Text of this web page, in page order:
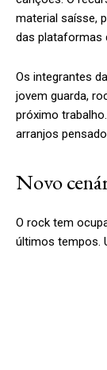
material saísse,
das plataformas
Os integrantes
jovem guarda,
próximo
arranjos
Novo
O rock tem
últimos tempos.